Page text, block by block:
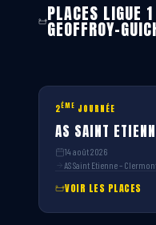
PLACES LIGUE
GEOFFROY-
2ÈME JOURNÉE
AS SAINT
14 août 2026
AS Saint Etienne –
VOIR LES PLACES